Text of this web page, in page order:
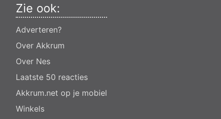
Zie ook:
Adverteren?
Over Akkrum
Over Nes
Laatste 50 reacties
Akkrum.net op je mobiel
Winkels